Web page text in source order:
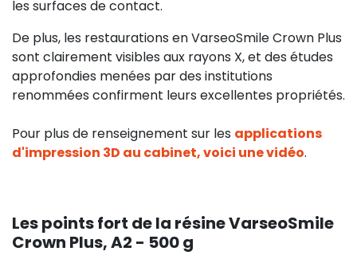
les surfaces de contact.
De plus, les restaurations en VarseoSmile Crown Plus
sont clairement visibles aux rayons X, et des études
approfondies menées par des institutions
renommées confirment leurs excellentes propriétés.
Pour plus de renseignement sur les applications
d'impression 3D au cabinet, voici une vidéo.
Les points fort de la résine VarseoSmile
Crown Plus, A2 - 500 g